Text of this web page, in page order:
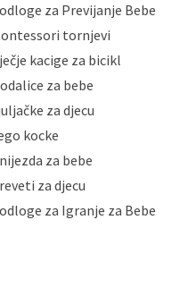
odgovarajućih tehničkih i
podataka od
otkrivanja,
privatnost svojih
čuva povjerljivost
pristup i
samo onim svojim
potrebni radi provedbe
zakonima. Napominjemo
ili djelomice,
obrade Vaših osobnih
podnijeti poštom na
na adresu:
za Previjanje Bebe
tornjevi
kacige za bicikl
za bebe
za djecu
kocke
za bebe
za djecu
za Igranje za Bebe